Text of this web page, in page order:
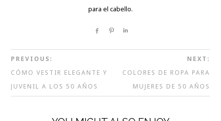
para el cabello.
Share Pin
PREVIOUS:
CÓMO VESTIR ELEGANTE Y
JUVENIL A LOS 50 AÑOS
NEXT:
COLORES DE ROPA PARA
MUJERES DE 50 AÑOS